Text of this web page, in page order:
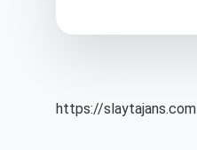
https://slaytajans.com